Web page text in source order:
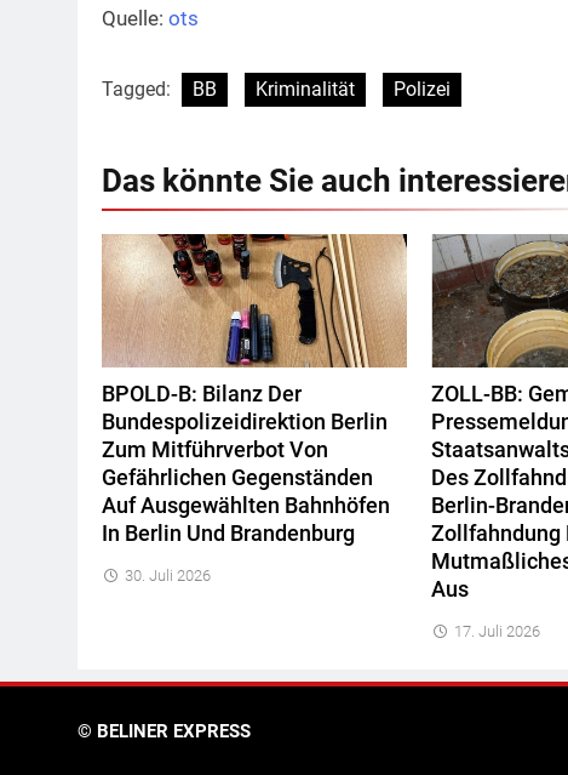
Quelle: ots
Tagged: BB Kriminalität Polizei
Das könnte Sie auch
BPOLD-B: Bilanz Der
Bundespolizeidirektion Berlin
Zum Mitführverbot Von
Gefährlichen Gegenständen
Auf Ausgewählten Bahnhöfen
In Berlin Und Brandenburg
30. Juli 2026
ZOLL-BB:
Des
Berlin-
Zollfahndung
Aus
17. Juli 2026
© BELINER EXPRESS